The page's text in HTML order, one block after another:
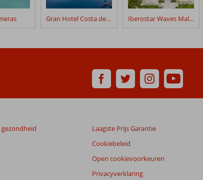
Gran Hotel Costa del Sol Iberostar Waves Malaga Playa
Laagste Prijs Garantie
Cookiebeleid
Open cookievoorkeuren
Privacyverklaring